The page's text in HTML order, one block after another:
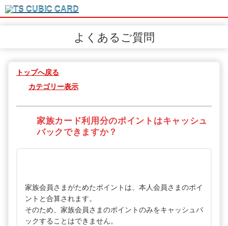
よくあるご質問
トップへ戻る
カテゴリー表示
家族カード利用分のポイントはキャッシュ
バックできますか？
家族会員さまがためたポイントは、本人会員さまのポイ
ントと合算されます。
そのため、家族会員さまのポイントのみをキャッシュバ
ックすることはできません。